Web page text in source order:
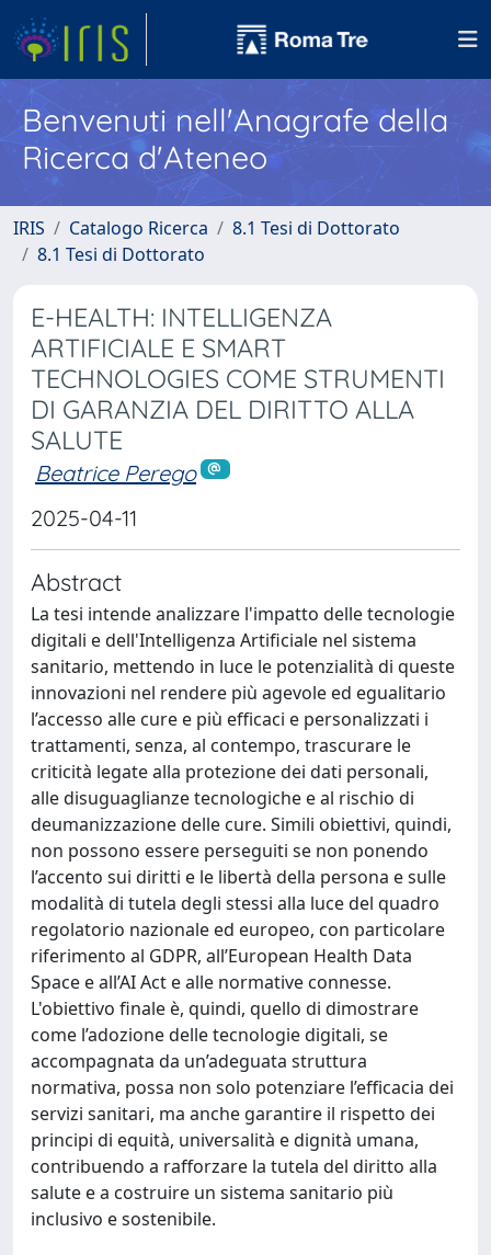
Benvenuti nell'Anagrafe della
Ricerca d'Ateneo
IRIS Catalogo Ricerca
8.1 Tesi di Dottorato
8.1 Tesi di Dottorato
E-HEALTH: INTELLIGENZA
ARTIFICIALE E SMART
TECHNOLOGIES COME STRUMENTI
DI GARANZIA DEL DIRITTO ALLA
SALUTE
Beatrice Perego
2025-04-11
Abstract
La tesi intende analizzare l'impatto delle tecnologie
digitali e dell'Intelligenza Artificiale nel sistema
sanitario, mettendo in luce le potenzialità di queste
innovazioni nel rendere più agevole ed egualitario
l’accesso alle cure e più efficaci e personalizzati i
trattamenti, senza, al contempo, trascurare le
criticità legate alla protezione dei dati personali,
alle disuguaglianze tecnologiche e al rischio di
deumanizzazione delle cure. Simili obiettivi, quindi,
non possono essere perseguiti se non ponendo
l’accento sui diritti e le libertà della persona e sulle
modalità di tutela degli stessi alla luce del quadro
regolatorio nazionale ed europeo, con particolare
riferimento al GDPR, all’European Health Data
Space e all’AI Act e alle normative connesse.
L'obiettivo finale è, quindi, quello di dimostrare
come l’adozione delle tecnologie digitali, se
accompagnata da un’adeguata struttura
normativa, possa non solo potenziare l’efficacia dei
servizi sanitari, ma anche garantire il rispetto dei
principi di equità, universalità e dignità umana,
contribuendo a rafforzare la tutela del diritto alla
salute e a costruire un sistema sanitario più
inclusivo e sostenibile.